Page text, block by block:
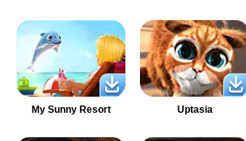
My Sunny Resort Uptasia